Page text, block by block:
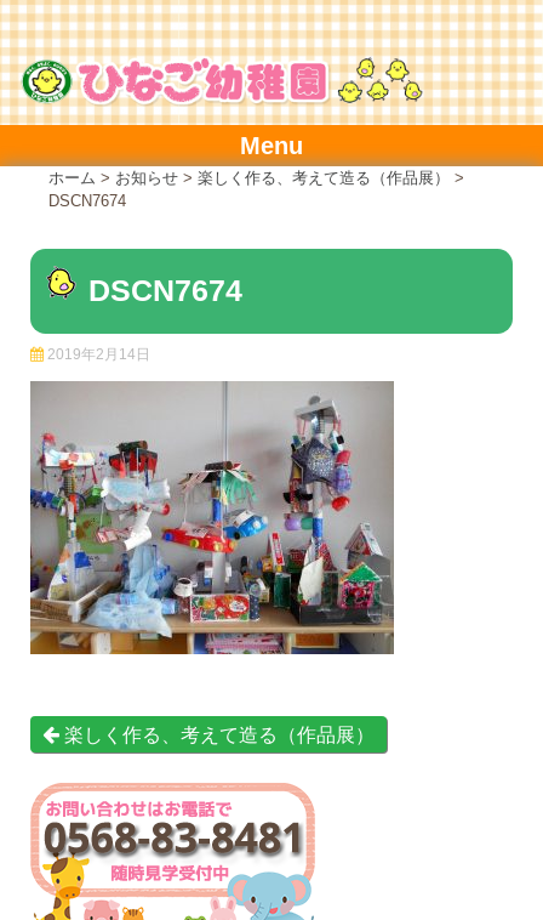
Skip
to
content
Menu
ホーム > お知らせ > 楽しく作る、考えて造る（作品展）
>
DSCN7674
DSCN7674
2019年2月14日
楽しく作る、考えて造る（作品展）